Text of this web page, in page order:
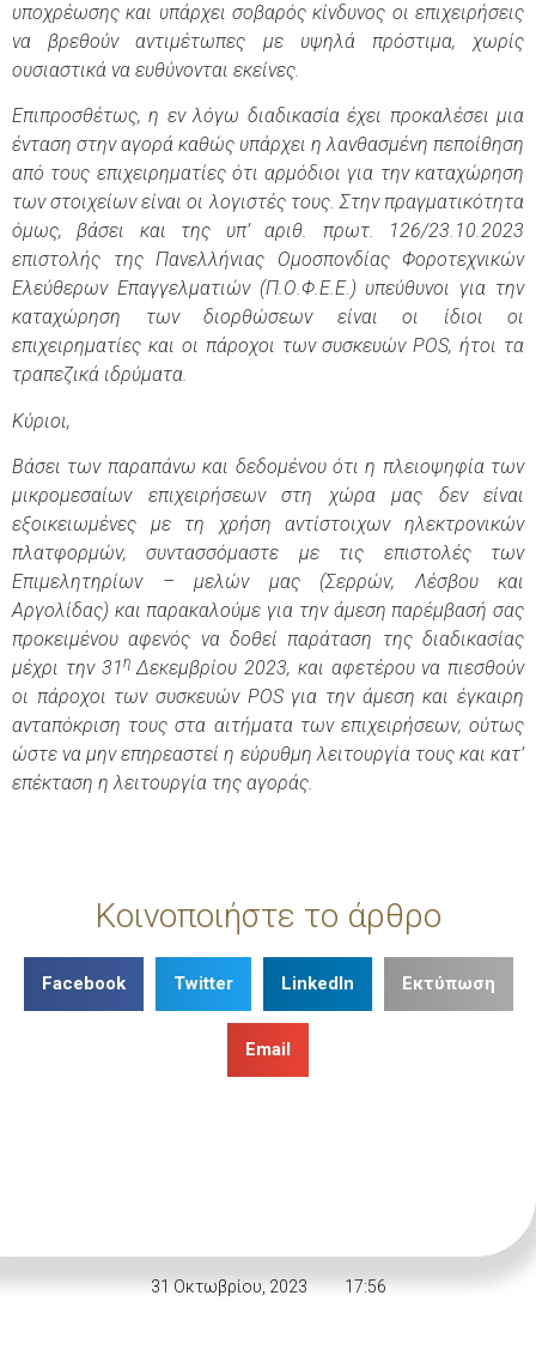
υποχρέωσης και υπάρχει σοβαρός κίνδυνος οι επιχειρήσεις
να βρεθούν αντιμέτωπες με υψηλά πρόστιμα, χωρίς
ουσιαστικά να ευθύνονται εκείνες.
Επιπροσθέτως, η εν λόγω διαδικασία έχει προκαλέσει μια
ένταση στην αγορά καθώς υπάρχει η λανθασμένη πεποίθηση
από τους επιχειρηματίες ότι αρμόδιοι για την καταχώρηση
των στοιχείων είναι οι λογιστές τους. Στην πραγματικότητα
όμως, βάσει και της υπ’ αριθ. πρωτ. 126/23.10.2023
επιστολής της Πανελλήνιας Ομοσπονδίας Φοροτεχνικών
Ελεύθερων Επαγγελματιών (Π.Ο.Φ.Ε.Ε.) υπεύθυνοι για την
καταχώρηση των διορθώσεων είναι οι ίδιοι οι
επιχειρηματίες και οι πάροχοι των συσκευώνPOS, ήτοι τα
τραπεζικά ιδρύματα.
Κύριοι,
Βάσει των παραπάνω και δεδομένου ότι η πλειοψηφία των
μικρομεσαίων επιχειρήσεων στη χώρα μας δεν είναι
εξοικειωμένες με τη χρήση αντίστοιχων ηλεκτρονικών
πλατφορμών, συντασσόμαστε με τις επιστολές των
Επιμελητηρίων – μελών μας (Σερρών, Λέσβου και
Αργολίδας) και παρακαλούμε για την άμεση παρέμβασή σας
προκειμένου αφενός να δοθεί παράταση της διαδικασίας
μέχρι την 31ηΔεκεμβρίου 2023, και αφετέρου να πιεσθούν
οι πάροχοι των συσκευών POSγια την άμεση και έγκαιρη
ανταπόκριση τους στα αιτήματα των επιχειρήσεων, ούτως
ώστε να μην επηρεαστεί η εύρυθμη λειτουργία τους και κατ’
επέκταση η λειτουργία της αγοράς.
Κοινοποιήστε το άρθρο
Facebook Twitter LinkedIn Εκτύπωση
Email
31 Οκτωβρίου, 2023 17:56